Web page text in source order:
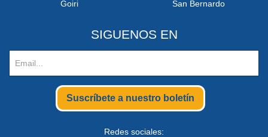
Goiri
San Bernardo
SIGUENOS EN
Suscríbete a nuestro boletín
Redes sociales: